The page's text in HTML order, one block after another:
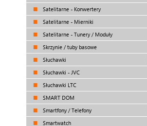
Satelitarne - Konwertery
Satelitarne - Mierniki
Satelitarne - Tunery / Moduły
Skrzynie / tuby basowe
Słuchawki
Słuchawki - JVC
Słuchawki LTC
SMART DOM
Smartfony / Telefony
Smartwatch